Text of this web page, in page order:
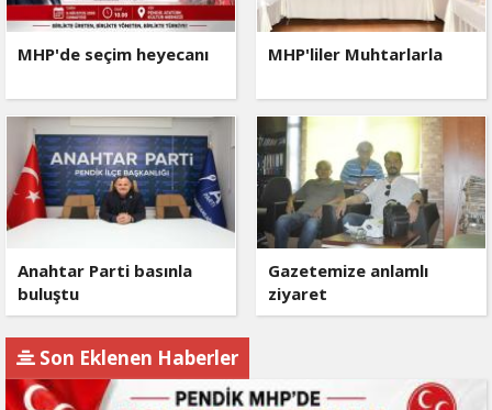
MHP'de seçim heyecanı MHP'liler Muhtarlarla
Anahtar Parti basınla
buluştu
Gazetemize anlamlı
ziyaret
Son Eklenen Haberler